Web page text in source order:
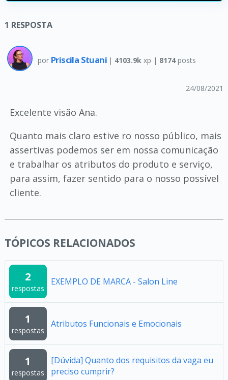
1 RESPOSTA
por Priscila Stuani | 4103.9k xp | 8174posts
24/08/2021
Excelente visão Ana.
Quanto mais claro estive ro nosso público, mais
assertivas podemos ser em nossa comunicação
e trabalhar os atributos do produto e serviço,
para assim, fazer sentido para o nosso possível
cliente.
TÓPICOS RELACIONADOS
2
respostas
EXEMPLO DE MARCA - Salon Line
1
respostas
Atributos Funcionais e Emocionais
1
respostas
[Dúvida] Quanto dos requisitos da vaga eu
preciso cumprir?